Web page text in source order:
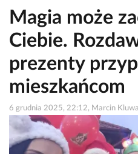
Magia może
Ciebie.
prezenty
mieszkańcom
6 grudnia 2025, 22:12, Marcin